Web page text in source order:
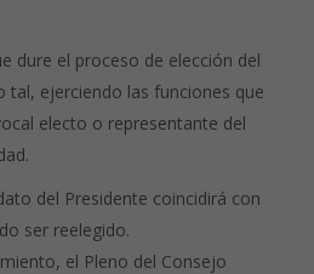
dure el proceso de elección del
tal, ejerciendo las funciones que
electo o representante del
del Presidente coincidirá con
ser reelegido.
el Pleno del Consejo